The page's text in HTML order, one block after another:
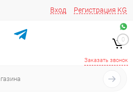
Вход Регистрация KG
+996 776161037
+996 772022908
Заказать звонок
0